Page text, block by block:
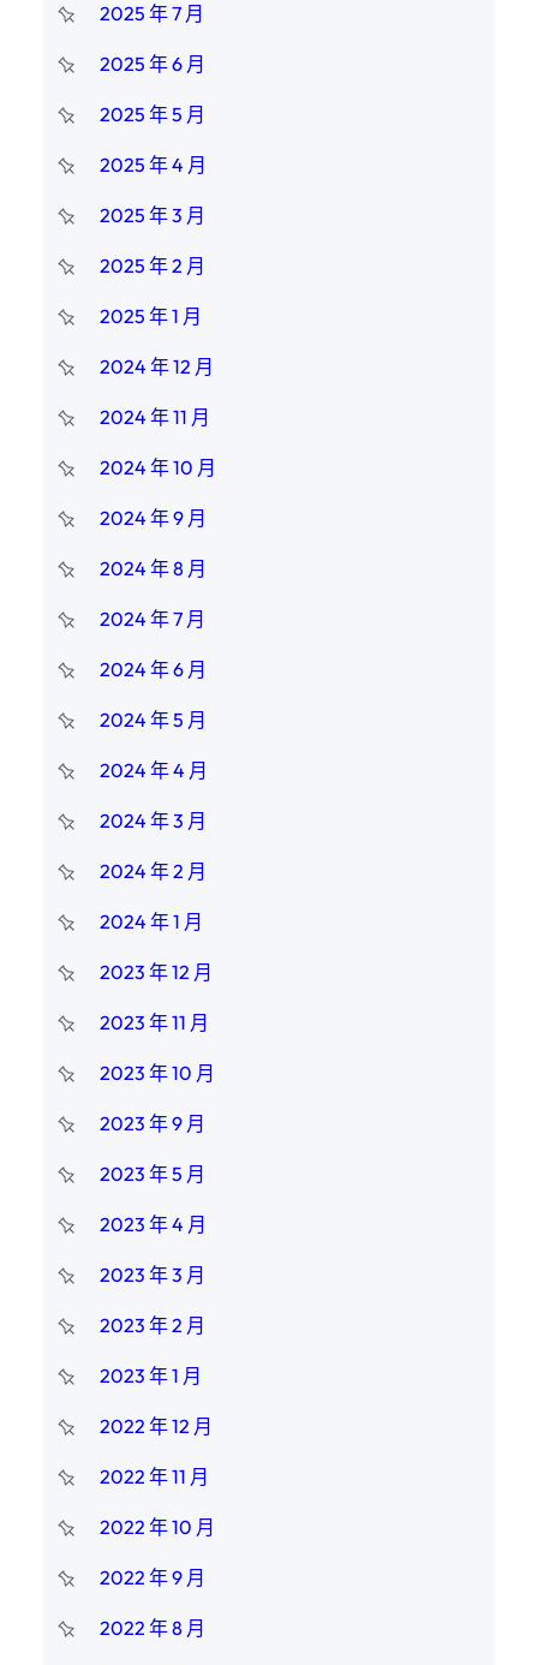
2025 年 7 月
2025 年 6 月
2025 年 5 月
2025 年 4 月
2025 年 3 月
2025 年 2 月
2025 年 1 月
2024 年 12 月
2024 年 11 月
2024 年 10 月
2024 年 9 月
2024 年 8 月
2024 年 7 月
2024 年 6 月
2024 年 5 月
2024 年 4 月
2024 年 3 月
2024 年 2 月
2024 年 1 月
2023 年 12 月
2023 年 11 月
2023 年 10 月
2023 年 9 月
2023 年 5 月
2023 年 4 月
2023 年 3 月
2023 年 2 月
2023 年 1 月
2022 年 12 月
2022 年 11 月
2022 年 10 月
2022 年 9 月
2022 年 8 月